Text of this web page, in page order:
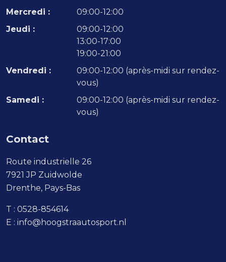
Mercredi :
09:00-12:00
Jeudi :
09:00-12:00
13:00-17:00
19:00-21:00
Vendredi :
09:00-12:00 (après-midi sur rendez-
vous)
Samedi :
09:00-12:00 (après-midi sur rendez-
vous)
Contact
Route industrielle 26
7921 JP Zuidwolde
Drenthe, Pays-Bas
T : 0528-854614
E : info@hoogstraautosport.nl